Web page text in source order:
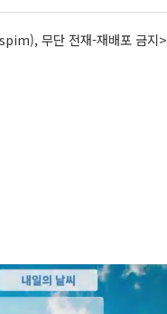
무단 전재-재배포 금지>